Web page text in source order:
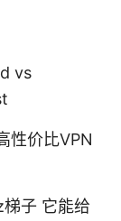
vs
性价比VPN
子 它能给